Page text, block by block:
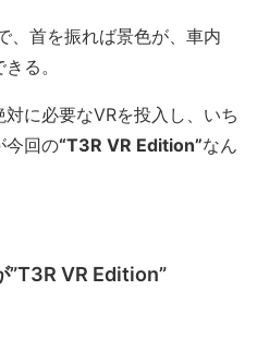
、首を振れば景色が、車内
る。
に必要なVRを投入し、いち
今回の“T3R VR Edition”なん
”T3R VR Edition”